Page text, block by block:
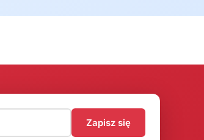
Zapisz się